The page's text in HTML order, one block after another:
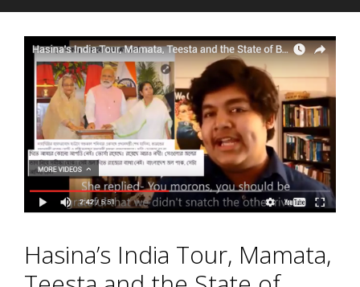
Hasina’s India Tour, Mamata,